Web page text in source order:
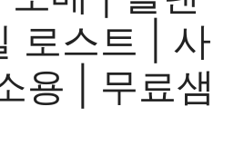
로스트 | 사
용 | 무료샘